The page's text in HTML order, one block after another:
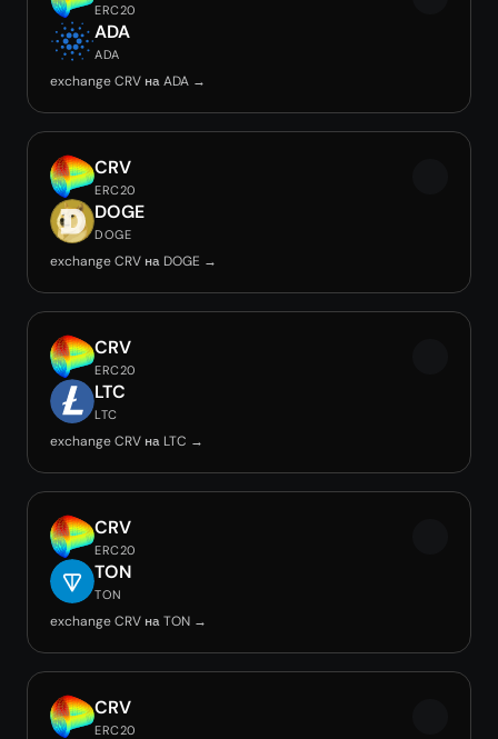
ERC20
ADA
ADA
exchange CRV на ADA →
CRV
ERC20
DOGE
DOGE
exchange CRV на DOGE →
CRV
ERC20
LTC
LTC
exchange CRV на LTC →
CRV
ERC20
TON
TON
exchange CRV на TON →
CRV
ERC20